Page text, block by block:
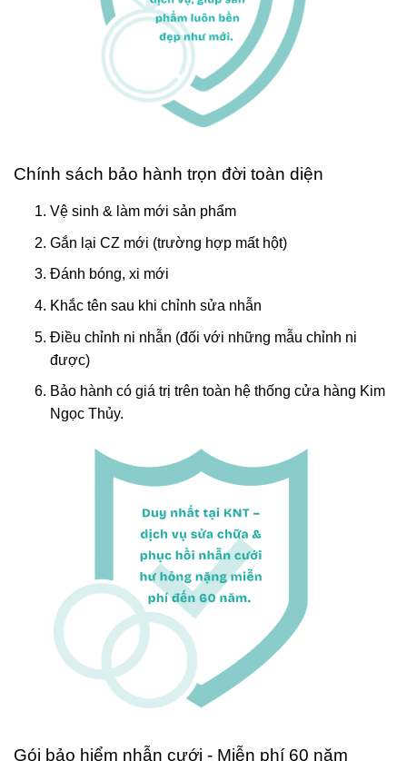
Chính sách bảo hành trọn đời toàn diện
Vệ sinh & làm mới sản phẩm
Gắn lại CZ mới (trường hợp mất hột)
Đánh bóng, xi mới
Khắc tên sau khi chỉnh sửa nhẫn
Điều chỉnh ni nhẫn (đối với những mẫu chỉnh ni
được)
Bảo hành có giá trị trên toàn hệ thống cửa hàng Kim
Ngọc Thủy.
Gói bảo hiểm nhẫn cưới - Miễn phí 60 năm